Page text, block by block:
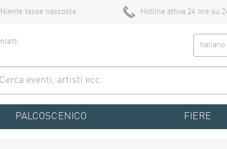
Niente tasse nascoste Hotline attiva 24 ore su
Italiano
PALCOSCENICO FIERE